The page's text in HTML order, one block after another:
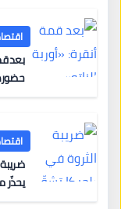
بعد
يحذّر